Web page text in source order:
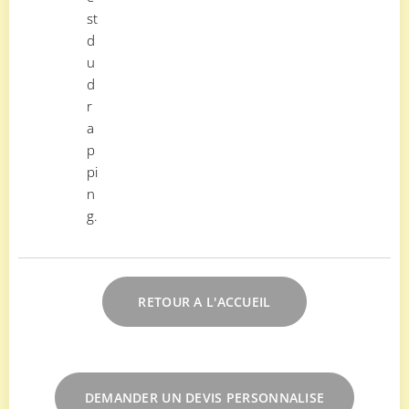
st
d
u
d
r
a
p
pi
n
g.
RETOUR A L'ACCUEIL
DEMANDER UN DEVIS PERSONNALISE